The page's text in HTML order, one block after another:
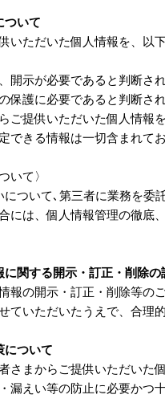
ついて
いただいた個人情報を、以
開示が必要であると判断さ
保護に必要であると判断さ
ご提供いただいた個人情
できる情報は一切含まれて
いて〉
ついて､第三者に業務を
には、個人情報管理の徹底
関する開示・訂正・削除の
報の開示・訂正・削除等の
ていただいたうえで、合理
について
さまからご提供いただいた
漏えい等の防止に必要かつ